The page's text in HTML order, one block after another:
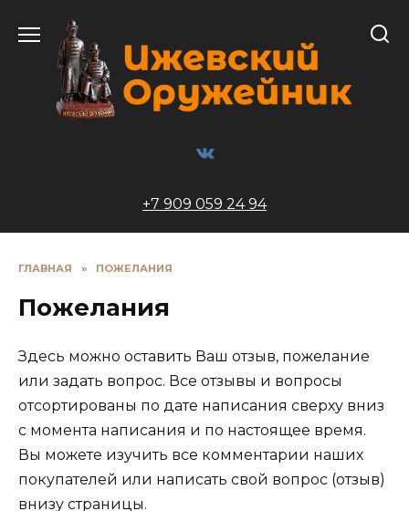
содержанию
+7 909 059 24 94
ГЛАВНАЯ » ПОЖЕЛАНИЯ
Пожелания
Здесь можно оставить Ваш отзыв, пожелание
или задать вопрос. Все отзывы и вопросы
отсортированы по дате написания сверху вниз
с момента написания и по настоящее время.
Вы можете изучить все комментарии наших
покупателей или написать свой вопрос (отзыв)
внизу страницы.